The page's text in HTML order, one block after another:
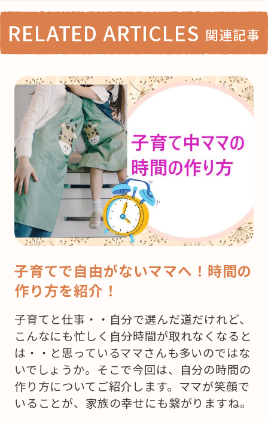
RELATED ARTICLES 関連記事
子育てで自由がないママへ！時間の
作り方を紹介！
子育てと仕事・・自分で選んだ道だけれど、
こんなにも忙しく自分時間が取れなくなると
は・・と思っているママさんも多いのではな
いでしょうか。そこで今回は、自分の時間の
作り方についてご紹介します。ママが笑顔で
いることが、家族の幸せにも繋がりますね。